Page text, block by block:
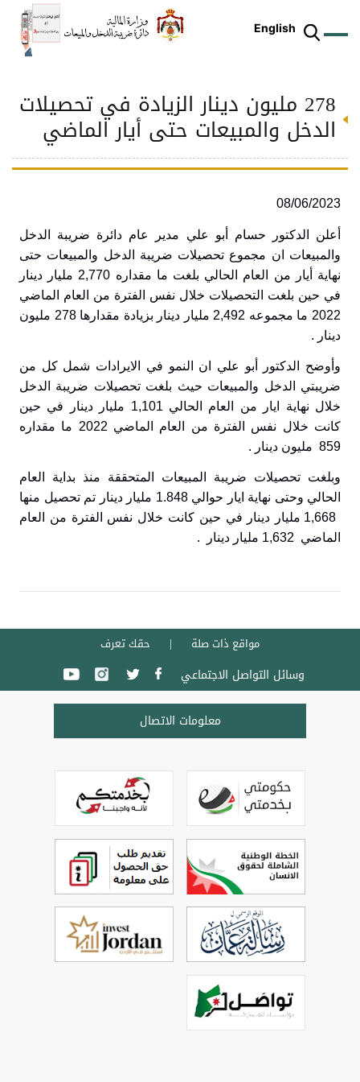
English
278 مليون دينار الزيادة في تحصيلات
الدخل والمبيعات حتى أيار الماضي
08/06/2023
أعلن الدكتور حسام أبو علي مدير عام دائرة ضريبة الدخل
والمبيعات ان مجموع تحصيلات ‏ضريبة الدخل والمبيعات حتى
نهاية أيار من العام الحالي بلغت ما مقداره 2,770 مليار دينار
في حين بلغت التحصيلات خلال نفس الفترة من العام الماضي
2022 ما مجموعه 2,492 مليار دينار بزيادة مقدارها 278 مليون
دينار .
وأوضح الدكتور أبو علي ان النمو في الايرادات شمل كل من
ضريبتي الدخل والمبيعات حيث بلغت تحصيلات ضريبة الدخل
خلال نهاية ايار من العام الحالي 1,101 مليار دينار في حين
كانت خلال نفس الفترة من العام الماضي 2022 ما مقداره
859 مليون دينار .
وبلغت تحصيلات ضريبة المبيعات المتحققة منذ بداية العام
الحالي وحتى نهاية ايار حوالي 1.848 مليار دينار تم تحصيل منها
1,668 مليار دينار في حين كانت خلال نفس الفترة من العام
الماضي 1,632 مليار دينار
.
مواقع ذات صلة حقك تعرف
وسائل التواصل الاجتماعي
معلومات الاتصال